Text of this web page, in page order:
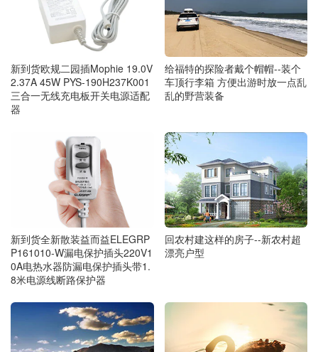
新到货欧规二园插Mophie 19.0V
2.37A 45W PYS-190H237K001
三合一无线充电板开关电源适配
器
给福特的探险者戴个帽帽--装个
车顶行李箱 方便出游时放一点乱
乱的野营装备
新到货全新散装益而益ELEGRP
P161010-W漏电保护插头220V1
0A电热水器防漏电保护插头带1.
8米电源线断路保护器
回农村建这样的房子--新农村超
漂亮户型